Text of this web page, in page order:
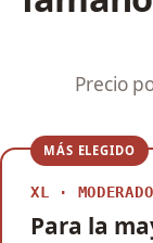
Precio
MÁS ELEGIDO
XL · MODERADO
Para la